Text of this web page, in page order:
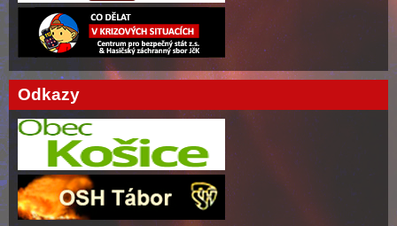
Odkazy